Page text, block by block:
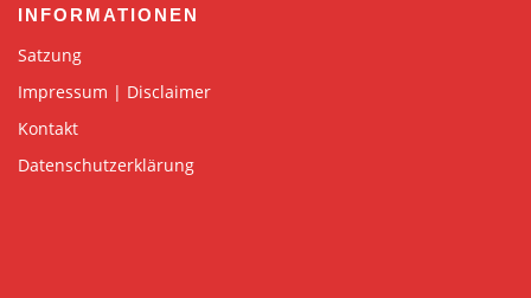
INFORMATIONEN
Satzung
Impressum | Disclaimer
Kontakt
Datenschutzerklärung